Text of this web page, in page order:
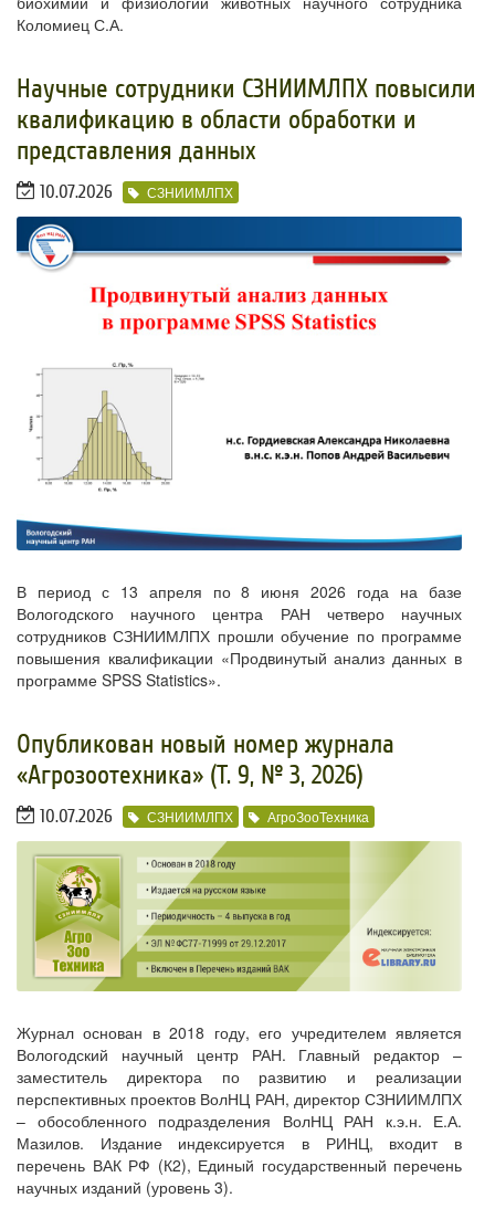
Коломиец С.А.
​Научные сотрудники СЗНИИМЛПХ повысили
квалификацию в области обработки и
представления данных
10.07.2026 СЗНИИМЛПХ
В период с 13 апреля по 8 июня 2026 года на базе
Вологодского научного центра РАН четверо научных
сотрудников СЗНИИМЛПХ прошли обучение по программе
повышения квалификации «Продвинутый анализ данных в
программе SPSS Statistics».
Опубликован новый номер журнала
«Агрозоотехника» (Т. 9, № 3, 2026)
10.07.2026 СЗНИИМЛПХ АгроЗооТехника
Журнал основан в 2018 году, его учредителем является
Вологодский научный центр РАН. Главный редактор –
заместитель директора по развитию и реализации
перспективных проектов ВолНЦ РАН, директор СЗНИИМЛПХ
– обособленного подразделения ВолНЦ РАН к.э.н. Е.А.
Мазилов. Издание индексируется в РИНЦ, входит в
перечень ВАК РФ (К2), Единый государственный перечень
научных изданий (уровень 3).